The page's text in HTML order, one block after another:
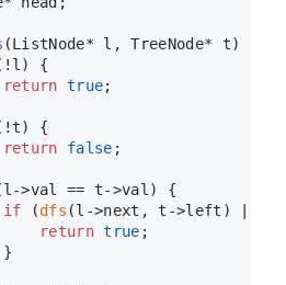
(ListNode* l, TreeNode* t)
{
return true;
{
return
false ;
>val == t->val) {
if (dfs (l->next, t->left) ||
return true ;